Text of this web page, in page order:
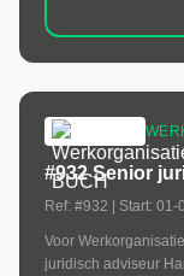
#932 Senior
Ref: #932 | Start: 01-
Voor
juridisch adviseur